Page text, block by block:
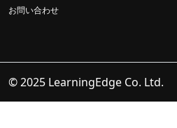
お問い合わせ
© 2025 LearningEdge Co. Ltd.